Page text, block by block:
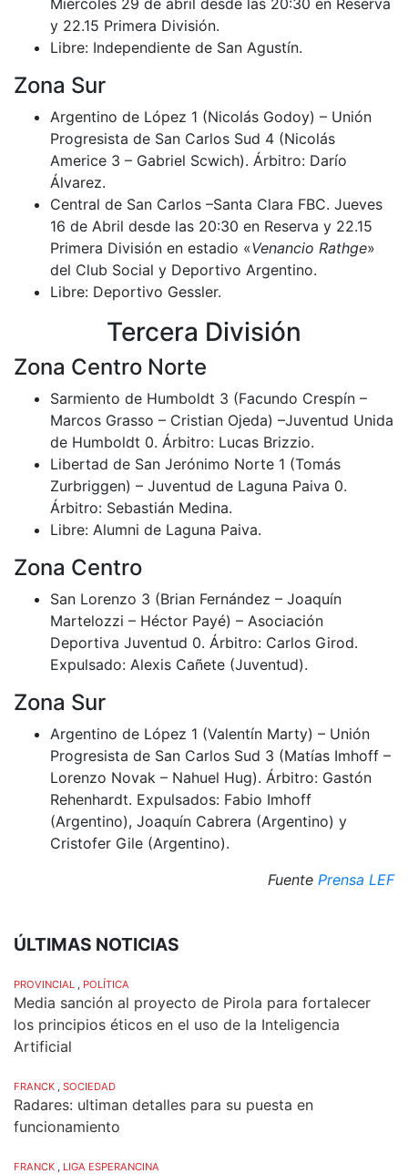
y 22.15 Primera División.
Libre: Independiente de San Agustín.
Zona Sur
Argentino de López 1 (Nicolás Godoy) – Unión
Progresista de San Carlos Sud 4 (Nicolás
Americe 3 – Gabriel Scwich). Árbitro: Darío
Álvarez.
Central de San Carlos –Santa Clara FBC. Jueves
16 de Abril desde las 20:30 en Reserva y 22.15
Primera División en estadio «Venancio Rathge»
del Club Social y Deportivo Argentino.
Libre: Deportivo Gessler.
Tercera División
Zona Centro Norte
Sarmiento de Humboldt 3 (Facundo Crespín –
Marcos Grasso – Cristian Ojeda) –Juventud Unida
de Humboldt 0. Árbitro: Lucas Brizzio.
Libertad de San Jerónimo Norte 1 (Tomás
Zurbriggen) – Juventud de Laguna Paiva 0.
Árbitro: Sebastián Medina.
Libre: Alumni de Laguna Paiva.
Zona Centro
San Lorenzo 3 (Brian Fernández – Joaquín
Martelozzi – Héctor Payé) – Asociación
Deportiva Juventud 0. Árbitro: Carlos Girod.
Expulsado: Alexis Cañete (Juventud).
Zona Sur
Argentino de López 1 (Valentín Marty) – Unión
Progresista de San Carlos Sud 3 (Matías Imhoff –
Lorenzo Novak – Nahuel Hug). Árbitro: Gastón
Rehenhardt. Expulsados: Fabio Imhoff
(Argentino), Joaquín Cabrera (Argentino) y
Cristofer Gile (Argentino).
Fuente Prensa LEF
ÚLTIMAS NOTICIAS
PROVINCIAL , POLÍTICA
Media sanción al proyecto de Pirola para fortalecer
los principios éticos en el uso de la Inteligencia
Artificial
FRANCK , SOCIEDAD
Radares: ultiman detalles para su puesta en
funcionamiento
FRANCK , LIGA ESPERANCINA